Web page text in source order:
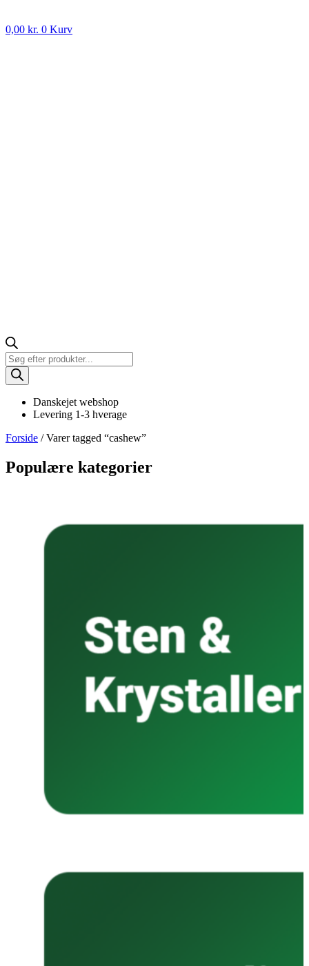
0,00 kr. 0 Kurv
Products
search
Danskejet webshop
Levering 1-3 hverage
Forside / Varer tagged “cashew”
Populære kategorier